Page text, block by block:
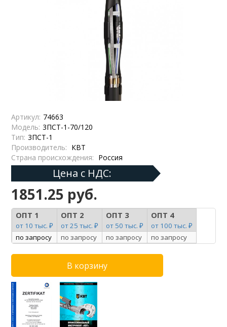
Артикул: 74663
Модель: 3ПСТ-1-70/120
Тип: 3ПСТ-1
Производитель: КВТ
Страна происхождения: Россия
Цена с НДС:
1851.25 руб.
ОПТ 1
от 10 тыс. ₽
ОПТ 2
от 25 тыс. ₽
ОПТ 3
от 50 тыс. ₽
ОПТ 4
от 100 тыс. ₽
по запросу
по запросу по запросу по запросу